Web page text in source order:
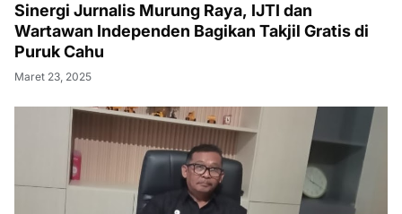
Sinergi Jurnalis Murung Raya, IJTI dan
Wartawan Independen Bagikan Takjil Gratis di
Puruk Cahu
Maret 23, 2025